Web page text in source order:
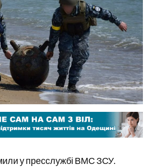
у пресслужбі ВМС ЗСУ.